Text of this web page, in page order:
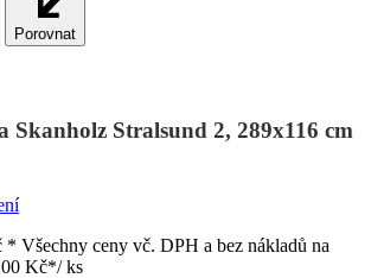
Porovnat
Skanholz Stralsund 2, 289x116 cm
Všechny ceny vč. DPH a bez nákladů na
Kč*/ ks